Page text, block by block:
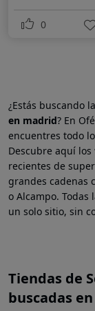
0
¿Estás buscando
en madrid? En
encuentres todo
Descubre aquí los
recientes de
grandes cadenas
o Alcampo. Todas
un solo sitio, sin
Tiendas de
buscadas